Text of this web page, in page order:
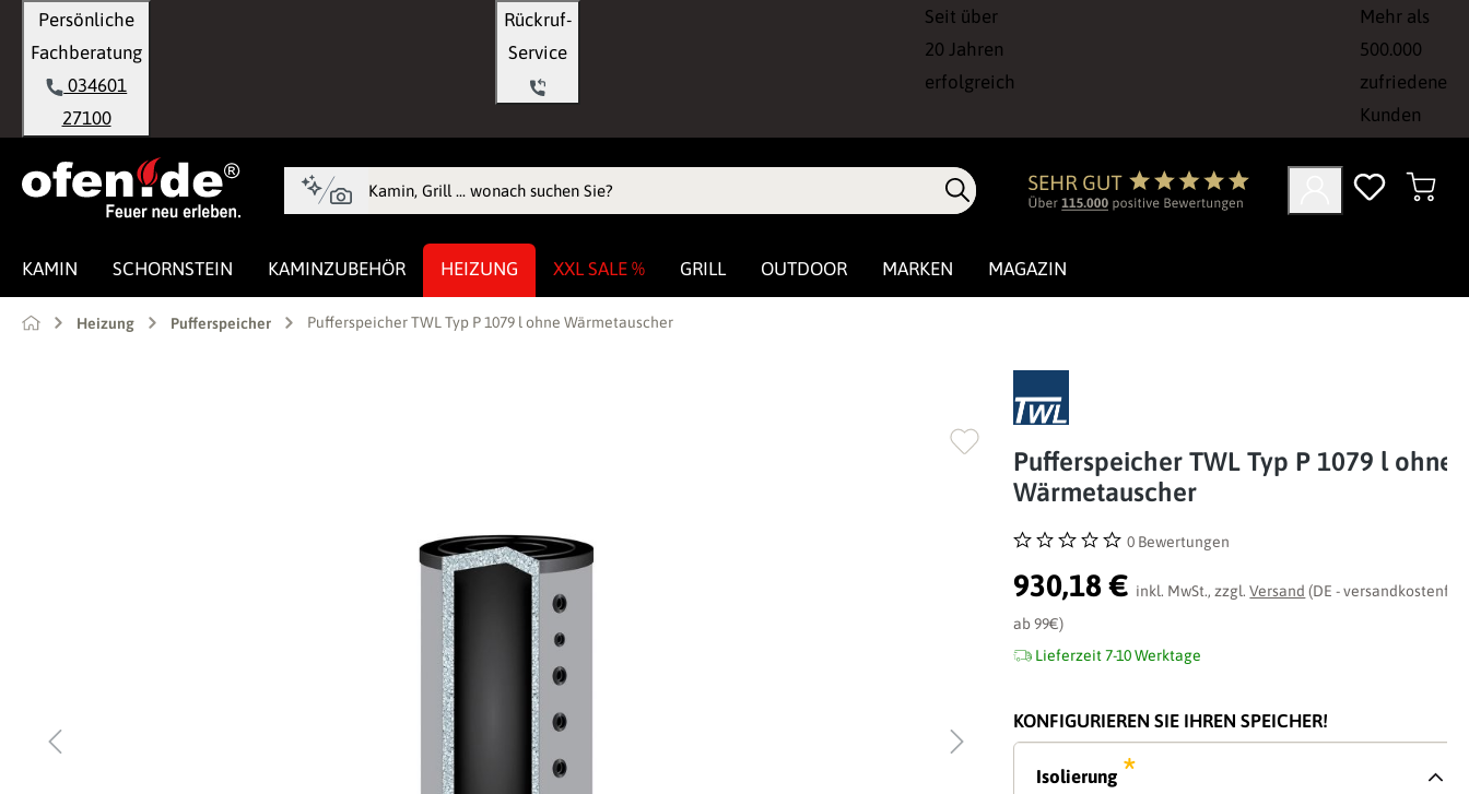
Zur Hauptnavigation springen
Persönliche
Fachberatung
034601
27100
Rückruf-
Seit über
20 Jahren
erfolgreich
Mehr als
500.000
zufriedene
Kunden
KAMIN SCHORNSTEIN KAMINZUBEHÖR HEIZUNG XXL SALE % GRILL OUTDOOR MARKEN MAGAZIN
Heizung Pufferspeicher Pufferspeicher TWL Typ P 1079 l ohne Wärmetauscher
Pufferspeicher TWL Typ P 1079 l ohne
Wärmetauscher
Durchschnittliche Bewertung von 0 von 5 Sternen
0 Bewertungen
930,18 € inkl. MwSt., zzgl.Versand (DE - versandkostenfrei
ab 99€)
Lieferzeit 7-10 Werktage
KONFIGURIEREN SIE IHREN SPEICHER!
Isolierung *